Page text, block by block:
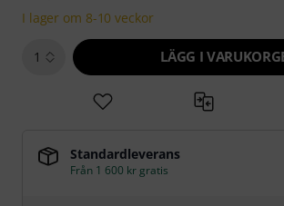
I lager om 8-10 veckor
1 LÄGG I
Standardleverans
Från 1 600 kr gratis